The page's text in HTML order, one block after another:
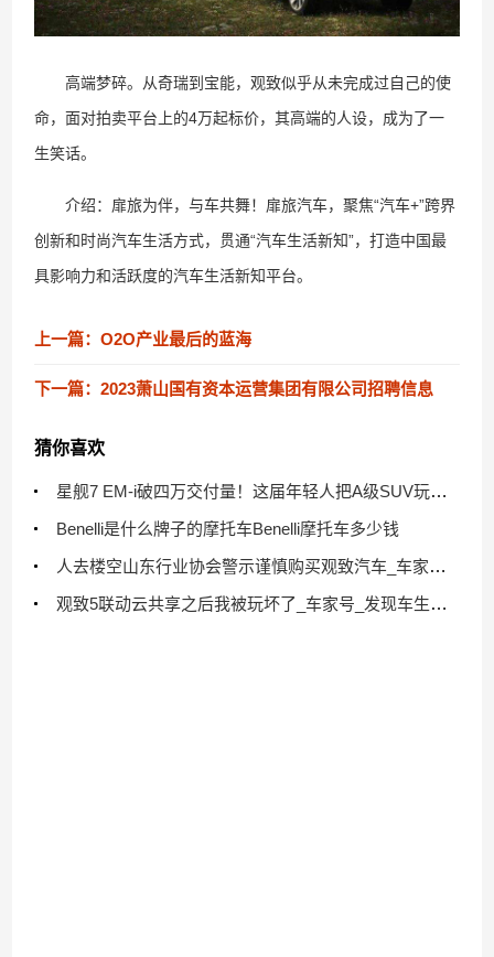
高端梦碎。从奇瑞到宝能，观致似乎从未完成过自己的使
命，面对拍卖平台上的4万起标价，其高端的人设，成为了一
生笑话。
介绍：扉旅为伴，与车共舞！扉旅汽车，聚焦“汽车+”跨界
创新和时尚汽车生活方式，贯通“汽车生活新知”，打造中国最
具影响力和活跃度的汽车生活新知平台。
上一篇：O2O产业最后的蓝海
下一篇：2023萧山国有资本运营集团有限公司招聘信息
猜你喜欢
星舰7 EM-i破四万交付量！这届年轻人把A级SUV玩成了车圈顶流
Benelli是什么牌子的摩托车Benelli摩托车多少钱
人去楼空山东行业协会警示谨慎购买观致汽车_车家号_发现车生活_汽车之家
观致5联动云共享之后我被玩坏了_车家号_发现车生活_汽车之家